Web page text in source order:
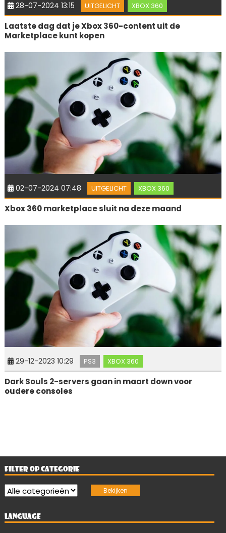
28-07-2024 13:15 UITGELICHT XBOX 360
Laatste dag dat je Xbox 360-content uit de
Marketplace kunt kopen
02-07-2024 07:48 UITGELICHT XBOX 360
Xbox 360 marketplace sluit na deze maand
29-12-2023 10:29 PS3 XBOX 360
Dark Souls 2-servers gaan in maart down voor
oudere consoles
FILTER OP CATEGORIE
LANGUAGE